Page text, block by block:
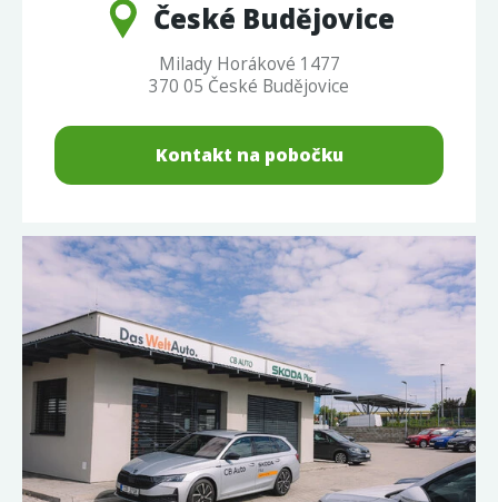
České Budějovice
Milady Horákové 1477
370 05 České Budějovice
Kontakt na pobočku